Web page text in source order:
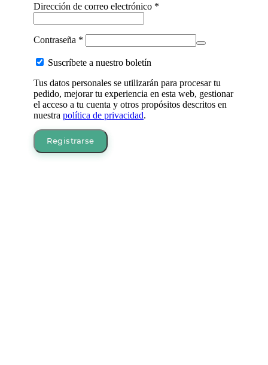
Dirección de correo electrónico *
Contraseña *
Suscríbete a nuestro boletín
Tus datos personales se utilizarán para procesar tu
pedido, mejorar tu experiencia en esta web, gestionar
el acceso a tu cuenta y otros propósitos descritos en
nuestra política de privacidad.
Registrarse